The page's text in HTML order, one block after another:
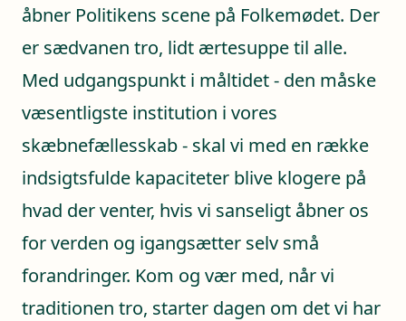
åbner Politikens scene på Folkemødet. Der
er sædvanen tro, lidt ærtesuppe til alle.
Med udgangspunkt i måltidet - den måske
væsentligste institution i vores
skæbnefællesskab - skal vi med en række
indsigtsfulde kapaciteter blive klogere på
hvad der venter, hvis vi sanseligt åbner os
for verden og igangsætter selv små
forandringer. Kom og vær med, når vi
traditionen tro, starter dagen om det vi har